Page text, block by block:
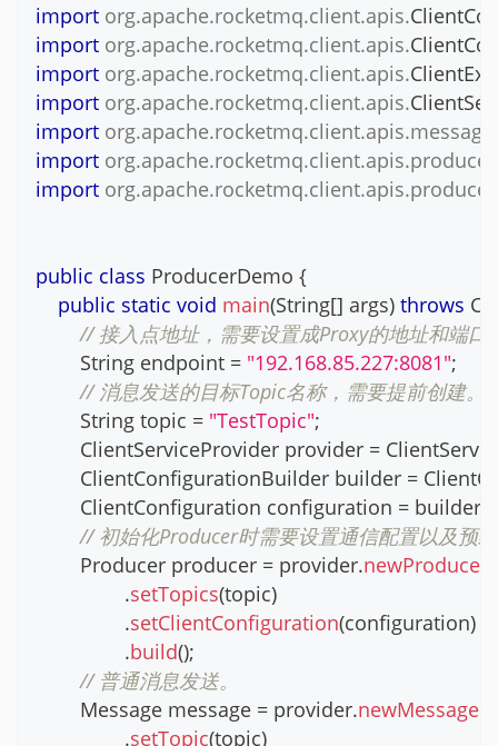
import org.apache.rocketmq.client.apis.
import org.apache.rocketmq.client.apis.
import org.apache.rocketmq.client.apis.
import org.apache.rocketmq.client.apis.
import org.apache.rocketmq.client.apis.message
import org.apache.rocketmq.client.apis.producer
import org.apache.rocketmq.client.apis.producer
public class ProducerDemo {
public static void main(String[] args) throws
// 接入点地址，需要设置成Proxy的地址和端
String endpoint = "192.168.85.227:8081";
// 消息发送的目标Topic名称，需要提前创建。
String topic = "TestTopic";
ClientServiceProvider provider =
ClientConfigurationBuilder builder =
ClientConfiguration configuration = builder
// 初始化Producer时需要设置通信配置以及预
Producer producer = provider.
.setTopics(topic)
.setClientConfiguration(configuration)
.build();
// 普通消息发送。
Message message = provider.
.setTopic(topic)